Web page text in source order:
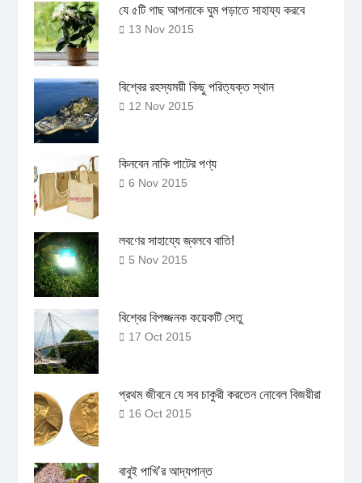
যে ৫টি গাছ আপনাকে ঘুম পড়াতে সাহায্য করবে
13 Nov 2015
বিশ্বের রহস্যময়ী কিছু পরিত্যক্ত স্থান
12 Nov 2015
কিনবেন নাকি পাটের পণ্য
6 Nov 2015
লবণের সাহায্যে জ্বলবে বাতি!
5 Nov 2015
বিশ্বের বিপজ্জনক কয়েকটি সেতু
17 Oct 2015
প্রথম জীবনে যে সব চাকুরী করতেন নোবেল বিজয়ীরা
16 Oct 2015
বাবুই পাখি’র আদ্যপান্ত